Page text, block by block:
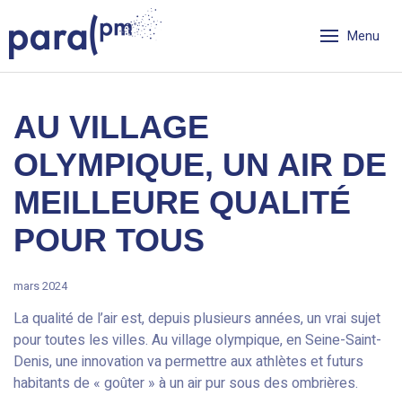
to
content
Para PM
Menu
AU VILLAGE
OLYMPIQUE, UN AIR DE
MEILLEURE QUALITÉ
POUR TOUS
mars 2024
La qualité de l’air est, depuis plusieurs années, un vrai sujet
pour toutes les villes. Au village olympique, en Seine-Saint-
Denis, une innovation va permettre aux athlètes et futurs
habitants de « goûter » à un air pur sous des ombrières.
Cookies management panel